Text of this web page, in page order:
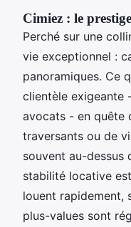
Cimiez : le
Perché sur une
vie exceptionnel :
panoramiques. Ce
clientèle exigeante
avocats - en quête
traversants ou de
souvent au-dessus
stabilité locative
louent rapidement,
plus-values sont